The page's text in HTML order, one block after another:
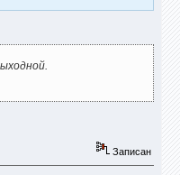
выходной.
Записан